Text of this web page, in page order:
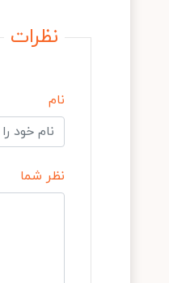
نظرات
نام
نظر شما